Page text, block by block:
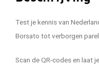
Test je kennis van
Borsato tot verborgen
Scan de QR-codes en laat